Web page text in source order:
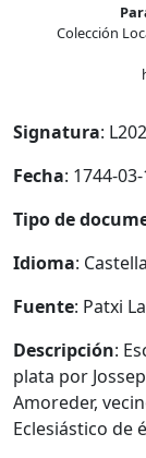
Colección
Signatura:
Fecha: 1744-
Tipo de
Idioma:
Fuente: Patxi
Descripción:
plata por
Amoreder,
Eclesiástico de